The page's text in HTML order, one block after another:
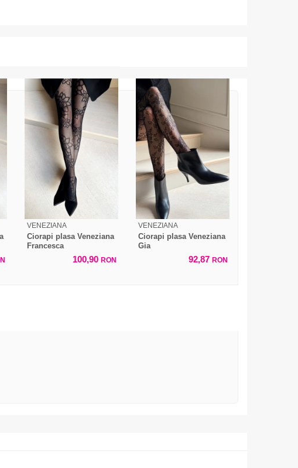
VENEZIANA
Ciorapi plasa Veneziana
Francesca
100,90 RON
VENEZIANA
Ciorapi plasa Veneziana
Gia
92,87 RON